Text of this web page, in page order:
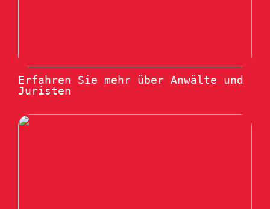
Erfahren Sie mehr über Anwälte und
Juristen